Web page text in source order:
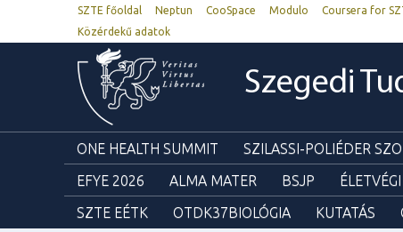
SZTE főoldal Neptun CooSpace Modulo Coursera for
Közérdekű adatok
Szegedi
ONE HEALTH SUMMIT SZILASSI-POLIÉDER
EFYE 2026
ALMA MATER BSJP
SZTE EÉTK
OTDK37BIOLÓGIA KUTATÁS